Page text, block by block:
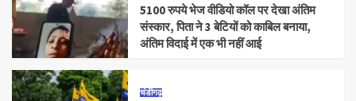
5100 रुपये भेज वीडियो कॉल पर देखा अंतिम
संस्कार, पिता ने 3 बेटियों को काबिल बनाया,
अंतिम विदाई में एक भी नहीं आई
चंडीगढ़